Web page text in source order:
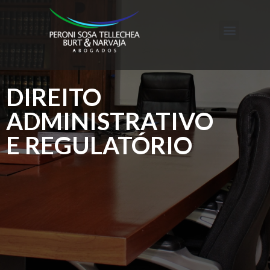
DIREITO
ADMINISTRATIVO
E REGULATÓRIO